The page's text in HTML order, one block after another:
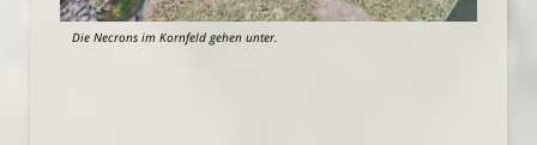
Die Necrons im Kornfeld gehen unter.